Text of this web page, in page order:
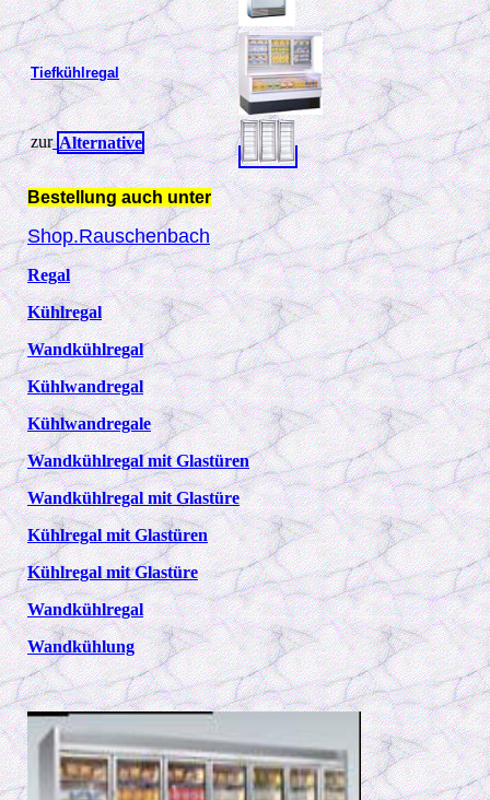
Tiefkühlregal
zur Alternative
Bestellung auch unter
Shop.Rauschenbach
Regal
Kühlregal
Wandkühlregal
Kühlwandregal
Kühlwandregale
Wandkühlregal mit Glastüren
Wandkühlregal mit Glastüre
Kühlregal mit Glastüren
Kühlregal mit Glastüre
Wandkühlregal
Wandkühlung